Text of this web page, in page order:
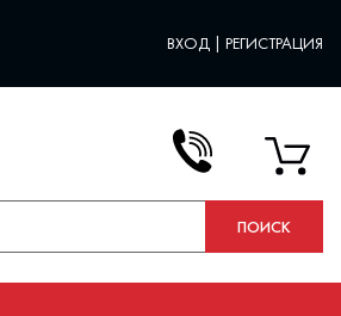
ВХОД | РЕГИСТРАЦИЯ